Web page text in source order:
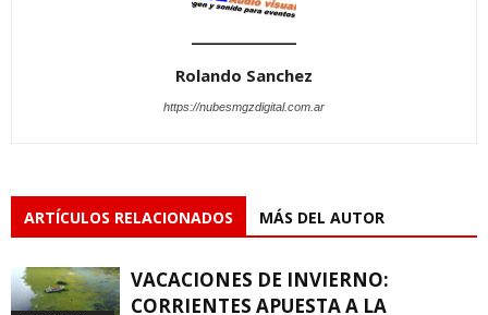
Rolando Sanchez
https://nubesmgzdigital.com.ar
ARTÍCULOS RELACIONADOS MÁS DEL AUTOR
VACACIONES DE INVIERNO:
CORRIENTES APUESTA A LA